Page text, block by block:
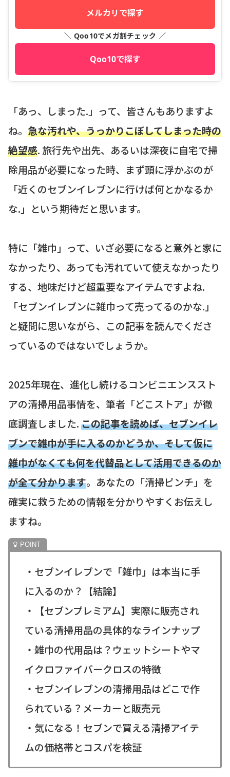
メルカリで探す
＼ Qoo10でメガ割チェック ／
Qoo10で探す
「あっ、しまった.」って、皆さんもありますよ
ね。 急な汚れや、うっかりこぼしてしまった時の
絶望感. 旅行先や出先、あるいは深夜に自宅で掃
除用品が必要になった時、まず頭に浮かぶのが
「近くのセブンイレブンに行けば何とかなるか
な.」という期待だと思います。
特に「雑巾」って、いざ必要になると意外と家に
なかったり、あっても汚れていて使えなかったり
する、地味だけど超重要なアイテムですよね.
「セブンイレブンに雑巾って売ってるのかな.」
と疑問に思いながら、この記事を読んでくださ
っているのではないでしょうか。
2025年現在、進化し続けるコンビニエンススト
アの清掃用品事情を、筆者「どこストア」が徹
底調査しました.この記事を読めば、セブンイレ
ブンで雑巾が手に入るのかどうか、そして仮に
雑巾がなくても何を代替品として活用できるのか
が全て分かります。あなたの「清掃ピンチ」を
確実に救うための情報を分かりやすくお伝えし
ますね。
・セブンイレブンで「雑巾」は本当に手
に入るのか？【結論】
・【セブンプレミアム】実際に販売され
ている清掃用品の具体的なラインナップ
・雑巾の代用品は？ウェットシートやマ
イクロファイバークロスの特徴
・セブンイレブンの清掃用品はどこで作
られている？メーカーと販売元
・気になる！セブンで買える清掃アイテ
ムの価格帯とコスパを検証